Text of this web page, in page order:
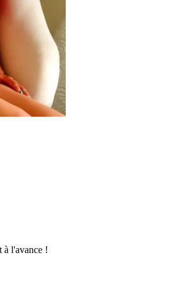
à l'avance !